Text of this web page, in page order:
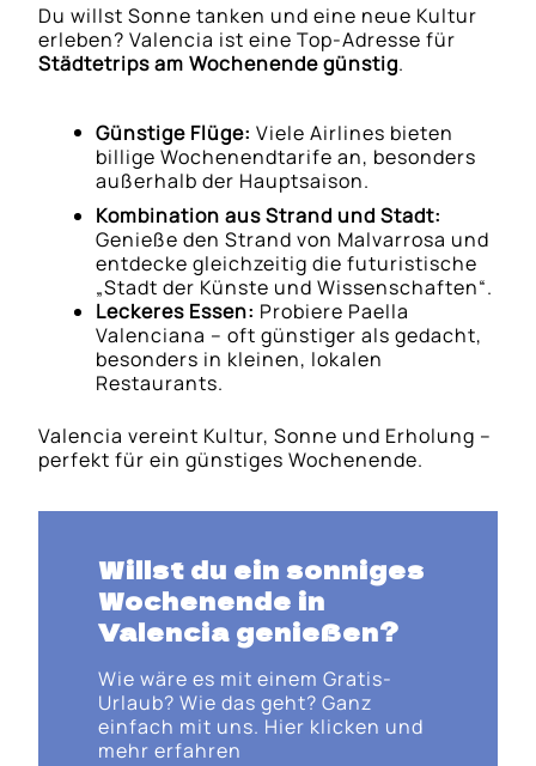
Du willst Sonne tanken und eine neue Kultur
erleben? Valencia ist eine Top-Adresse für
Städtetrips am Wochenende günstig.
Günstige Flüge: Viele Airlines bieten
billige Wochenendtarife an, besonders
außerhalb der Hauptsaison.
Kombination aus Strand und Stadt:
Genieße den Strand von Malvarrosa und
entdecke gleichzeitig die futuristische
„Stadt der Künste und Wissenschaften“.
Leckeres Essen: Probiere Paella
Valenciana – oft günstiger als gedacht,
besonders in kleinen, lokalen
Restaurants.
Valencia vereint Kultur, Sonne und Erholung –
perfekt für ein günstiges Wochenende.
Willst du ein sonniges
Wochenende in
Valencia genießen?
Wie wäre es mit einem Gratis-
Urlaub? Wie das geht? Ganz
einfach mit uns. Hier klicken und
mehr erfahren